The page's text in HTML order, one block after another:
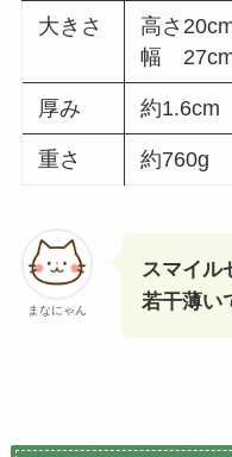
大きさ
高さ
幅
厚み 約1.6cm
重さ 約760g
まなにゃん
スマイル
若干薄い